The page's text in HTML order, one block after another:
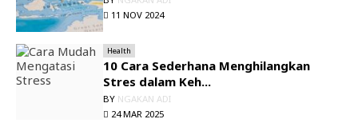
11 NOV 2024
Health
10 Cara Sederhana Menghilangkan
Stres dalam Keh...
BY NGAKAN ADI
24 MAR 2025